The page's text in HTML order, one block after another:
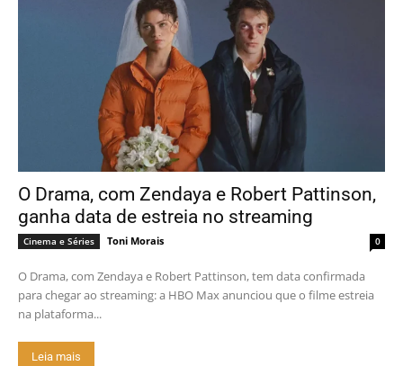
O Drama, com Zendaya e Robert Pattinson,
ganha data de estreia no streaming
Cinema e Séries Toni Morais 0
O Drama, com Zendaya e Robert Pattinson, tem data confirmada
para chegar ao streaming: a HBO Max anunciou que o filme estreia
na plataforma...
Leia mais